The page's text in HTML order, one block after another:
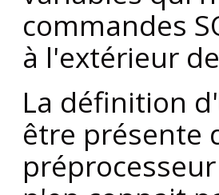
commandes
à l'extérieur
La définition
être présente